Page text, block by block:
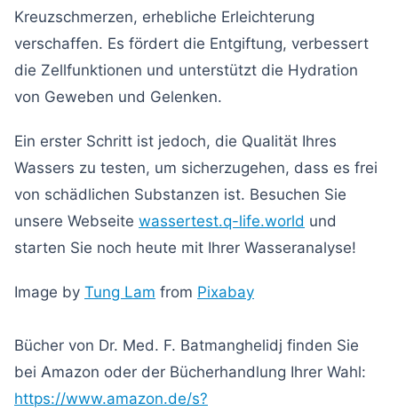
Kreuzschmerzen, erhebliche Erleichterung
verschaffen. Es fördert die Entgiftung, verbessert
die Zellfunktionen und unterstützt die Hydration
von Geweben und Gelenken.
Ein erster Schritt ist jedoch, die Qualität Ihres
Wassers zu testen, um sicherzugehen, dass es frei
von schädlichen Substanzen ist. Besuchen Sie
unsere Webseite wassertest.q-life.world und
starten Sie noch heute mit Ihrer Wasseranalyse!
Image by Tung Lam from Pixabay
Bücher von Dr. Med. F. Batmanghelidj finden Sie
bei Amazon oder der Bücherhandlung Ihrer Wahl:
https://www.amazon.de/s?